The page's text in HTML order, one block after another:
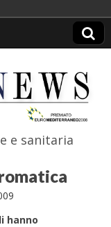
e sanitaria
hanno